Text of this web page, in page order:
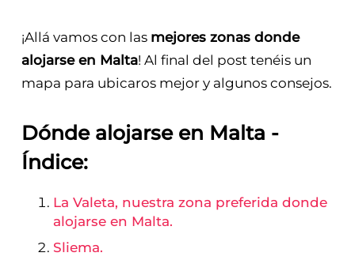
¡Allá vamos con las mejores zonas donde
alojarse en Malta! Al final del post tenéis un
mapa para ubicaros mejor y algunos consejos.
Dónde alojarse en Malta -
Índice:
La Valeta, nuestra zona preferida donde
alojarse en Malta.
Sliema.